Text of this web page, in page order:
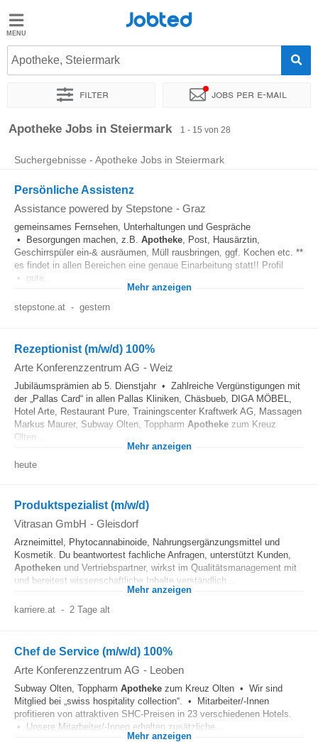
Jobted
Jobs
Jobted
Apotheke, Steiermark
Filter Jobs per e-mail
Sortieren nach Unternehmen Zeitintensität
Apotheke Jobs in Steiermark 1 - 15 von 28
Suchergebnisse - Apotheke Jobs in Steiermark
Persönliche Assistenz
Assistance powered by Stepstone - Graz
gemeinsames Fernsehen, Unterhaltungen und Gespräche
• Besorgungen machen, z.B. Apotheke, Post, Hausärztin,
Geschirrspüler ein-& ausräumen, Müll rausbringen, ggf. Kochen etc. **
es findet in allen Bereichen eine genaue Einarbeitung statt!! Profil
• gute...
Mehr anzeigen
stepstone.at - gestern
Rezeptionist (m/w/d) 100%
Arte Konferenzzentrum AG - Weiz
Jubiläumsprämien ab 5. Dienstjahr • Zahlreiche Vergünstigungen mit
der „Pallas Card“ in allen Pallas Kliniken, Chäsbueb, DIGA MÖBEL,
Hotel Arte, Restaurant Pure, Trainingscenter Kraftwerk AG, Massagen
Markus Maurer, Subway Olten, Toppharm Apotheke zum Kreuz
Olten...
Mehr anzeigen
heute
Produktspezialist (m/w/d)
Vitrasan GmbH - Gleisdorf
Arzneimittel, Phytocannabinoide, Nahrungsergänzungsmittel und
Kosmetik. Du beantwortest fachliche Anfragen, unterstützt Kunden,
Apotheken und Vertriebspartner, wirkst im Qualitätsmanagement mit
und bereitest wissenschaftliche Inhalte verständlich...
Mehr anzeigen
karriere.at - 2 Tage alt
Chef de Service (m/w/d) 100%
Arte Konferenzzentrum AG - Leoben
Subway Olten, Toppharm Apotheke zum Kreuz Olten • Wir sind
Mitglied bei „swiss hospitality collection“. • Mitarbeiter/-Innen
profitieren von attraktiven SHC-Preisen in 23 verschiedenen Hotels.
• Unsere Mitarbeiter/-Innen erhalten zusätzliche...
Mehr anzeigen